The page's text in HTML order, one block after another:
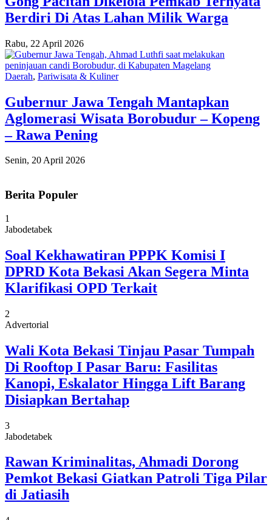
Berdiri Di Atas Lahan Milik Warga
Rabu, 22 April 2026
Daerah, Pariwisata & Kuliner
Gubernur Jawa Tengah Mantapkan
Aglomerasi Wisata Borobudur – Kopeng
– Rawa Pening
Senin, 20 April 2026
Berita Populer
1
Jabodetabek
Soal Kekhawatiran PPPK Komisi I
DPRD Kota Bekasi Akan Segera Minta
Klarifikasi OPD Terkait
2
Advertorial
Wali Kota Bekasi Tinjau Pasar Tumpah
Di Rooftop I Pasar Baru: Fasilitas
Kanopi, Eskalator Hingga Lift Barang
Disiapkan Bertahap
3
Jabodetabek
Rawan Kriminalitas, Ahmadi Dorong
Pemkot Bekasi Giatkan Patroli Tiga Pilar
di Jatiasih